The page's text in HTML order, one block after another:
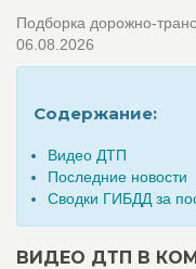
Подборка дорожно-
06.08.2026
Содержание:
Видео ДТП
Последние новости
Сводки ГИБДД за
ВИДЕО ДТП В